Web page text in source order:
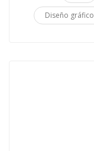
Diseño gráfico